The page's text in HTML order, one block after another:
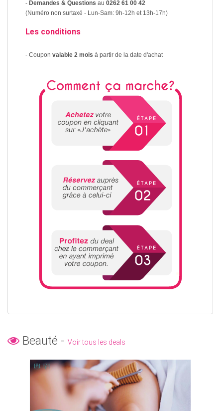
- Demandes & Questions au 0262 61 00 42
(Numéro non surtaxé - Lun-Sam: 9h-12h et 13h-17h)
Les conditions
- Coupon valable 2 mois à partir de la date d'achat
Beauté - Voir tous les deals